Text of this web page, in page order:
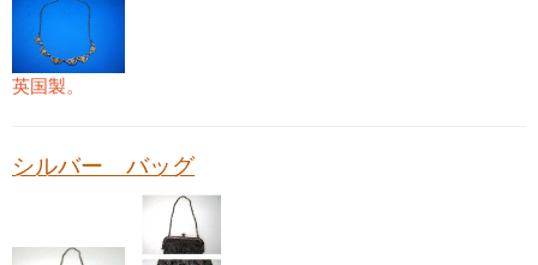
英国製。
シルバー バッグ